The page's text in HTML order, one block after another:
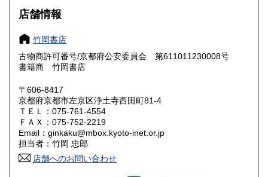
奈良県 550円 和歌山県 550円
岡山県 550円
山口県 550円 徳島県
香川県 550円
店舗情報
竹岡書店
古物商許可番号/京都府公安委員会 第611011230008号
書籍商 竹岡書店
〒606-8417
京都府京都市左京区浄土寺西田町81-4
ＴＥＬ：075-761-4554
ＦＡＸ：075-752-2219
Email：ginkaku@mbox.kyoto-inet.or.jp
担当者：竹岡 忠郎
店舗へのお問い合わせ